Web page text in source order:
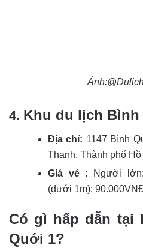
4. Khu du lịch Bình
Địa chỉ: 1147 Bình
Thạnh, Thành phố
Giá vé : Người
(dưới 1m):
Có gì hấp dẫn tại
Quới 1?